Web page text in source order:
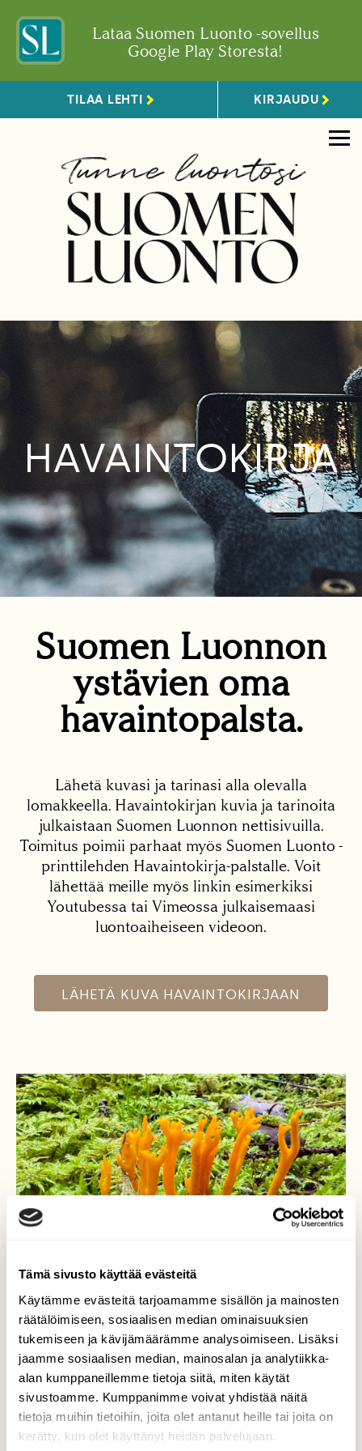
Tämä sivusto käyttää evästeitä
Käytämme evästeitä tarjoamamme sisällön ja mainosten
räätälöimiseen, sosiaalisen median ominaisuuksien
tukemiseen ja kävijämäärämme analysoimiseen. Lisäksi
jaamme sosiaalisen median, mainosalan ja analytiikka-
alan kumppaneillemme tietoja siitä, miten käytät
sivustoamme. Kumppanimme voivat yhdistää näitä
tietoja muihin tietoihin, joita olet antanut heille tai joita on
kerätty, kun olet käyttänyt heidän palvelujaan.
Lataa Suomen Luonto -sovellus
Google Play Storesta!
TILAA LEHTI KIRJAUDU
HAVAINTOKIRJA
Suomen Luonnon
ystävien oma
havaintopalsta.
Lähetä kuvasi ja tarinasi alla olevalla
lomakkeella. Havaintokirjan kuvia ja tarinoita
julkaistaan Suomen Luonnon nettisivuilla.
Toimitus poimii parhaat myös Suomen Luonto -
printtilehden Havaintokirja-palstalle. Voit
lähettää meille myös linkin esimerkiksi
Youtubessa tai Vimeossa julkaisemaasi
luontoaiheiseen videoon.
LÄHETÄ KUVA HAVAINTOKIRJAAN
Sieniä
Sieniä Liedossa